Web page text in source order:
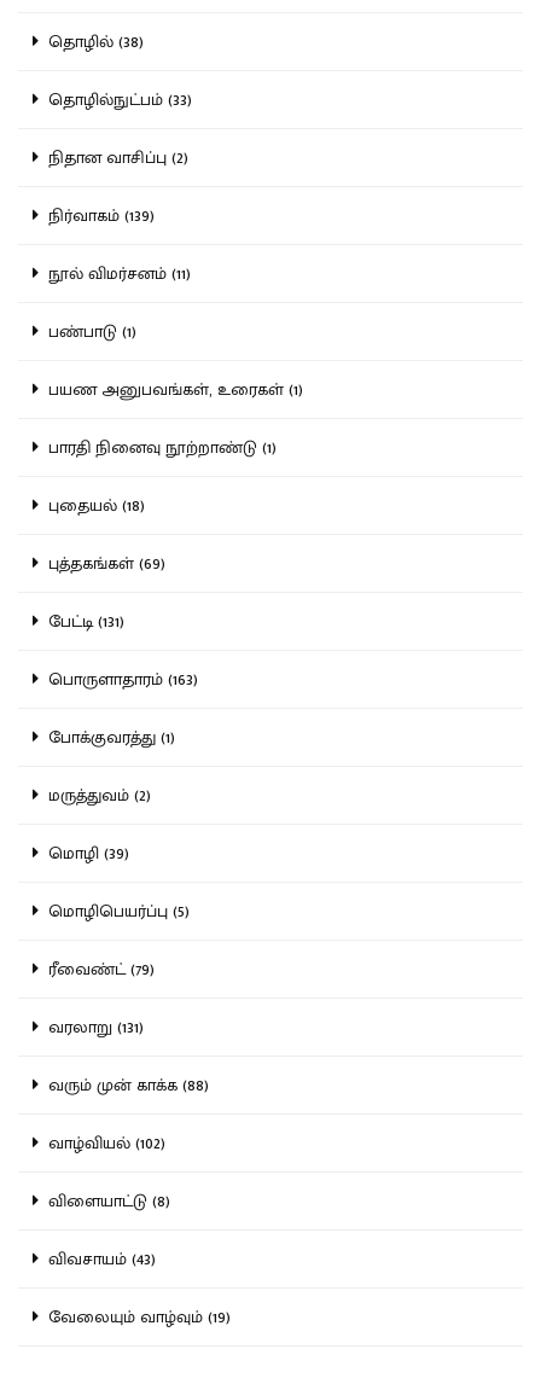
தொழில் (38)
தொழில்நுட்பம் (33)
நிதான வாசிப்பு (2)
நிர்வாகம் (139)
நூல் விமர்சனம் (11)
பண்பாடு (1)
பயண அனுபவங்கள், உரைகள் (1)
பாரதி நினைவு நூற்றாண்டு (1)
புதையல் (18)
புத்தகங்கள் (69)
பேட்டி (131)
பொருளாதாரம் (163)
போக்குவரத்து (1)
மருத்துவம் (2)
மொழி (39)
மொழிபெயர்ப்பு (5)
ரீவைண்ட் (79)
வரலாறு (131)
வரும் முன் காக்க (88)
வாழ்வியல் (102)
விளையாட்டு (8)
விவசாயம் (43)
வேலையும் வாழ்வும் (19)